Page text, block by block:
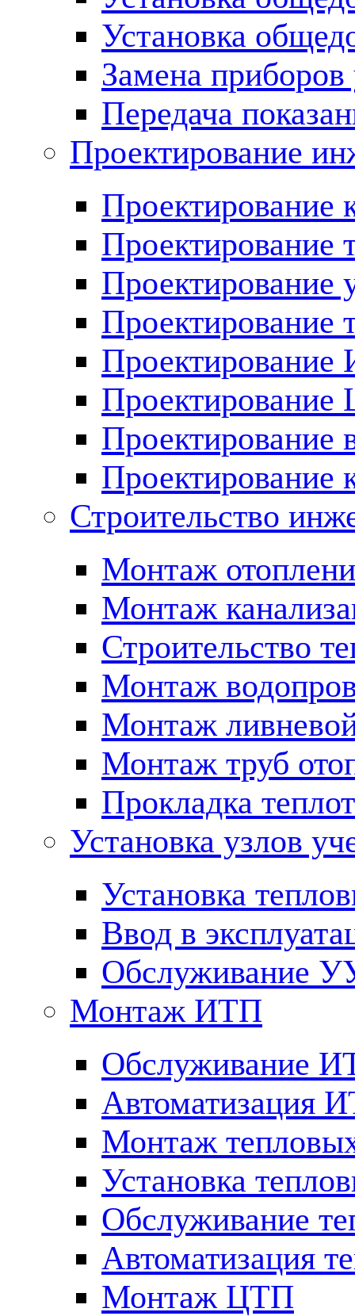
Установка
Замена приборов
Передача
Проектирование
Проектирование
Проектирование
Проектирование
Проектирование
Проектирование
Проектирование
Строительство
Монтаж
Монтаж
Строительство
Монтаж
Монтаж
Монтаж труб
Прокладка
Установка узлов
Установка
Ввод в
Обслуживание
Монтаж ИТП
Обслуживание
Автоматизация
Монтаж
Установка
Обслуживание
Автоматизация
Монтаж ЦТП